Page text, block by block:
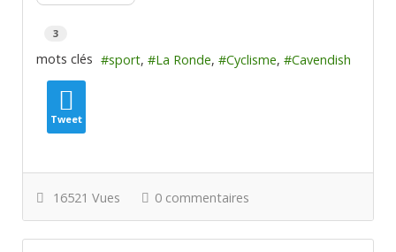
3
mots clés sport La Ronde Cyclisme Cavendish
Tweet
16521 Vues 0 commentaires